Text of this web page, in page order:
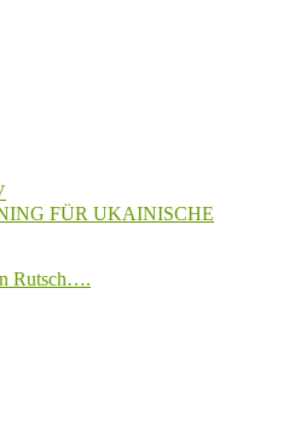
FÜR UKAINISCHE
Rutsch….